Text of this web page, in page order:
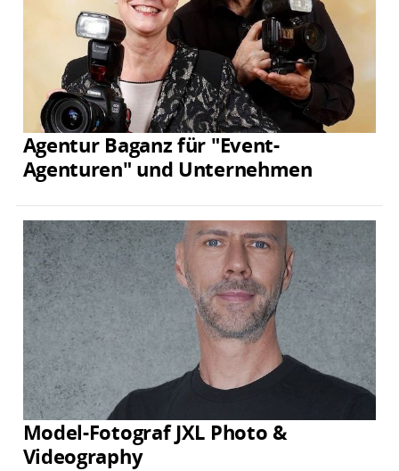
Agentur Baganz für "Event-
Agenturen" und Unternehmen
Model-Fotograf JXL Photo &
Videography